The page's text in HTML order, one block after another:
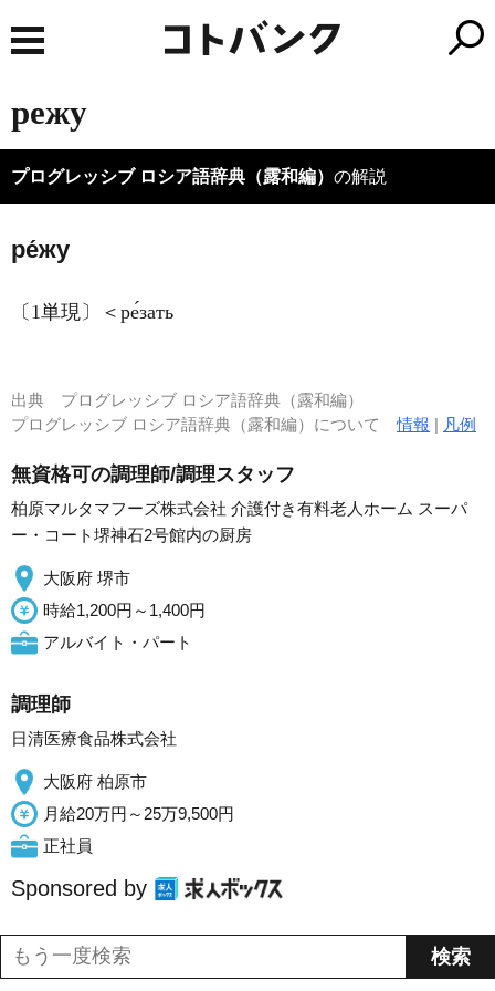
режу
プログレッシブ ロシア語辞典（露和編） の解説
ре́жу
〔1単現〕＜ре́зать
出典 プログレッシブ ロシア語辞典（露和編）
プログレッシブ ロシア語辞典（露和編）について情報 | 凡例
無資格可の調理師/調理スタッフ
柏原マルタマフーズ株式会社 介護付き有料老人ホーム スーパ
ー・コート堺神石2号館内の厨房
大阪府 堺市
時給1,200円～1,400円
アルバイト・パート
調理師
日清医療食品株式会社
大阪府 柏原市
月給20万円～25万9,500円
正社員
Sponsored by